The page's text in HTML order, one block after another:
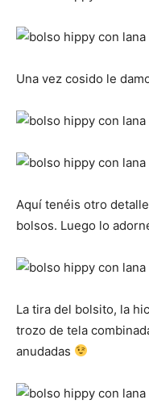
Una vez cosido le
Aquí tenéis otro
bolsos. Luego lo
La tira del bolsito, la
trozo de tela
anudadas